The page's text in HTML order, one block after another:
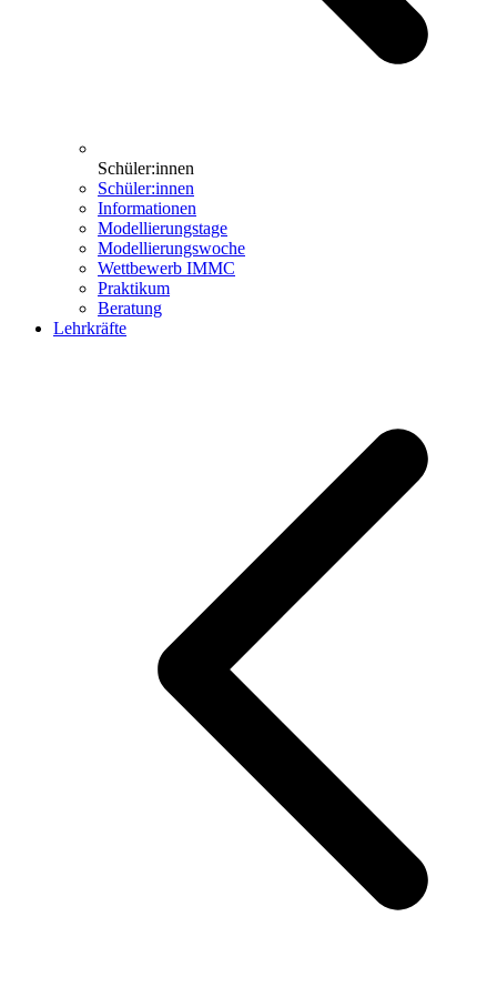
Schüler:innen
Schüler:innen
Informationen
Modellierungstage
Modellierungswoche
Wettbewerb IMMC
Praktikum
Beratung
Lehrkräfte